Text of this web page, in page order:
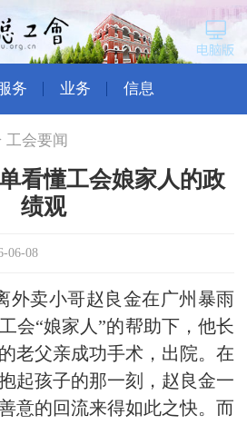
务 业务 信息
工会要闻
看懂工会娘家人的政
绩观
06-08
卖小哥赵良金在广州暴雨
会“娘家人”的帮助下，他长
老父亲成功手术，出院。在
起孩子的那一刻，赵良金一
意的回流来得如此之快。而